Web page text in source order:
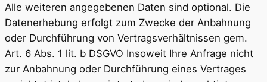
Alle weiteren angegebenen Daten sind optional. Die
Datenerhebung erfolgt zum Zwecke der Anbahnung
oder Durchführung von Vertragsverhältnissen gem.
Art. 6 Abs. 1 lit. b DSGVO Insoweit Ihre Anfrage nicht
zur Anbahnung oder Durchführung eines Vertrages